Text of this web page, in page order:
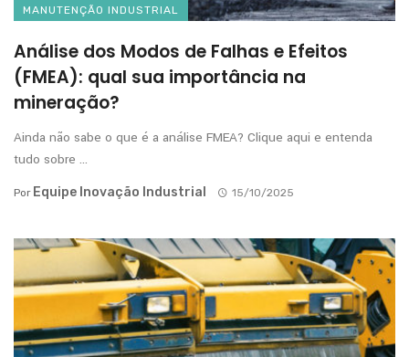
MANUTENÇÃO INDUSTRIAL
Análise dos Modos de Falhas e Efeitos
(FMEA): qual sua importância na
mineração?
Ainda não sabe o que é a análise FMEA? Clique aqui e entenda
tudo sobre ...
Por Equipe Inovação Industrial 15/10/2025